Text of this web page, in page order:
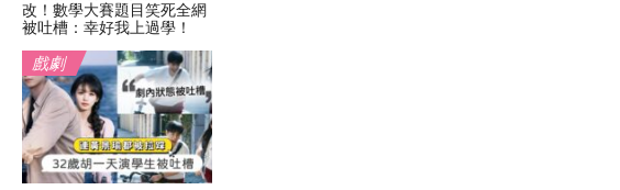
改！數學大賽題目笑死全網
被吐槽：幸好我上過學！
戲劇